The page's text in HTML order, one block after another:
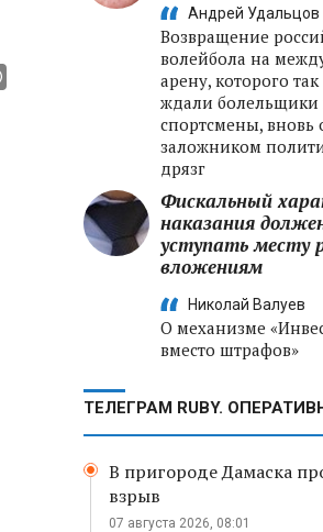
Андрей Удальцов
Возвращение
волейбола на
арену, которого
ждали болельщики
спортсмены, вновь
заложником
дрязг
Фискальный
наказания
уступать месту
вложениям
Николай Валуев
О механизме
вместо штрафов»
ТЕЛЕГРАМ RUBY.
В пригороде Дамаска
взрыв
07 августа 2026, 08:01